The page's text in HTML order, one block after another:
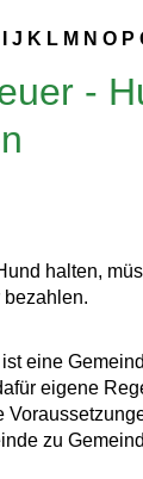
J K L M N O P
-
halten,
bezahlen.
eine
eigene
zu